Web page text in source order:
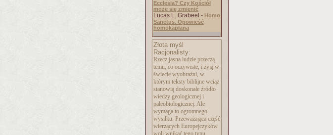
Ecclesia? Czy Kościół
może się zmienić
Lucas L. Grabeel - Homo
Sanctus. Opowieść
homokapłana
Złota myśl
Racjonalisty:
Rzecz jasna ludzie przeczą
temu, co oczywiste, i żyją w
świecie wyobraźni, w
którym teksty biblijne wciąż
stanowią doskonałe źródło
wiedzy geologicznej i
paleobiologicznej. Ale
wymaga to ogromnego
wysiłku. Przeważająca część
wierzących Europejczyków
woli wnikać tego typu